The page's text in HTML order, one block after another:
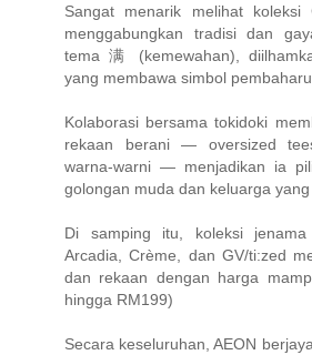
Sangat menarik melihat koleksi
menggabungkan tradisi dan
tema 满 (kemewahan),
yang membawa simbol
Kolaborasi bersama tokidoki
rekaan berani — oversized
warna-warni — menjadikan ia
golongan muda dan keluarga
Di samping itu, koleksi
Arcadia, Crème, dan GV/ti:zed
dan rekaan dengan harga
hingga RM199)
Secara keseluruhan, AEON